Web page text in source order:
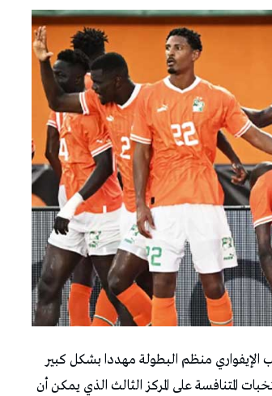
الإيفواري منظم البطولة مهددا بشكل كبير
المتنافسة على المركز الثالث الذي يمكن أن